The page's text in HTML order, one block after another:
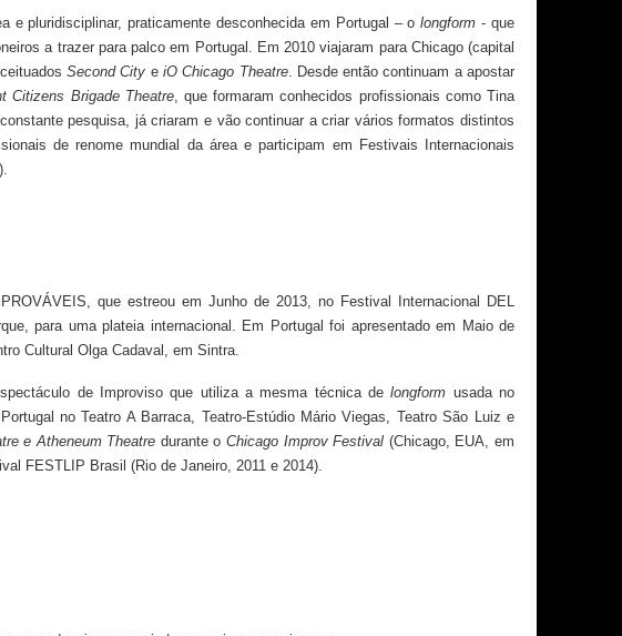
e pluridisciplinar, praticamente desconhecida em Portugal – olongform - que
a trazer para palco em Portugal. Em 2010 viajaram para Chicago (capital
Second City eiO Chicago Theatre. Desde então continuam a apostar
Citizens Brigade Theatre, que formaram conhecidos profissionais como Tina
pesquisa, já criaram e vão continuar a criar vários formatos distintos
de renome mundial da área e participam em Festivais Internacionais
que estreou em Junho de 2013, no Festival Internacional DEL
para uma plateia internacional. Em Portugal foi apresentado em Maio de
Cultural Olga Cadaval, em Sintra.
de Improviso que utiliza a mesma técnica delongform usada no
no Teatro A Barraca, Teatro-Estúdio Mário Viegas, Teatro São Luiz e
e Atheneum Theatre durante oChicago Improv Festival (Chicago, EUA, em
FESTLIP Brasil (Rio de Janeiro, 2011 e 2014).